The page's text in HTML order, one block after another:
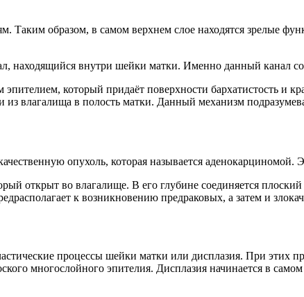
Таким образом, в самом верхнем слое находятся зрелые
находящийся внутри шейки матки. Именно данный канал
который придаёт поверхности бархатистость и
влагалища в полость матки. Данный механизм
опухоль, которая называется аденокарциномой.
открыт во влагалище. В его глубине соединяется
к возникновению предраковых, а затем и
процессы шейки матки или дисплазия. При этих
многослойного эпителия. Дисплазия начинается в